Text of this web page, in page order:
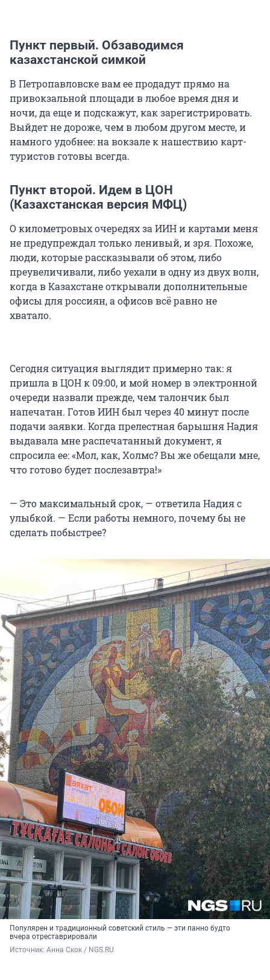
Пункт первый. Обзаводимся
казахстанской симкой
В Петропавловске вам ее продадут прямо на
привокзальной площади в любое время дня и
ночи, да еще и подскажут, как зарегистрировать.
Выйдет не дороже, чем в любом другом месте, и
намного удобнее: на вокзале к нашествию карт-
туристов готовы всегда.
Пункт второй. Идем в ЦОН
(Казахстанская версия МФЦ)
О километровых очередях за ИИН и картами меня
не предупреждал только ленивый, и зря. Похоже,
люди, которые рассказывали об этом, либо
преувеличивали, либо уехали в одну из двух волн,
когда в Казахстане открывали дополнительные
офисы для россиян, а офисов всё равно не
хватало.
Сегодня ситуация выглядит примерно так: я
пришла в ЦОН к 09:00, и мой номер в электронной
очереди назвали прежде, чем талончик был
напечатан. Готов ИИН был через 40 минут после
подачи заявки. Когда прелестная барышня Надия
выдавала мне распечатанный документ, я
спросила ее: «Мол, как, Холмс? Вы же обещали мне,
что готово будет послезавтра!»
— Это максимальный срок, — ответила Надия с
улыбкой. — Если работы немного, почему бы не
сделать побыстрее?
Популярен и традиционный советский стиль — эти панно будто
вчера отреставрировали
Источник: Анна Скок / NGS.RU